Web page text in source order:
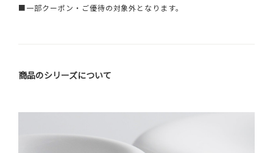
■一部クーポン・ご優待の対象外となります。
商品のシリーズについて